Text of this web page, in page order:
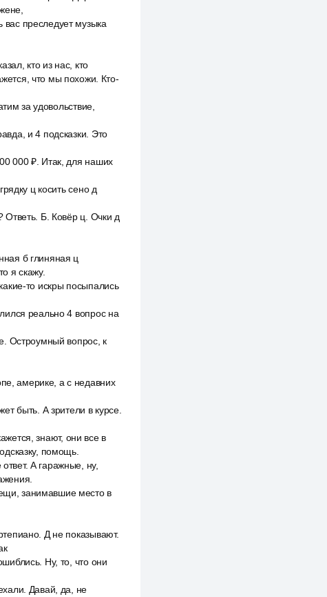
преследует музыка
кто из нас, кто
что мы похожи. Кто-
за удовольствие,
и 4 подсказки. Это
000 ₽. Итак, для наших
ц косить сено д
Ответь. Б. Ковёр ц. Очки д
б глиняная ц
я скажу.
то искры посыпались
реально 4 вопрос на
Остроумный вопрос, к
америке, а с недавних
быть. А зрители в курсе.
знают, они все в
помощь.
А гаражные, ну,
занимавшие место в
Д не показывают.
Ну, то, что они
Давай, да, не